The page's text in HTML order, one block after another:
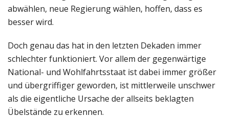
abwählen, neue Regierung wählen, hoffen, dass es
besser wird.
Doch genau das hat in den letzten Dekaden immer
schlechter funktioniert. Vor allem der gegenwärtige
National- und Wohlfahrtsstaat ist dabei immer größer
und übergriffiger geworden, ist mittlerweile unschwer
als die eigentliche Ursache der allseits beklagten
Übelstände zu erkennen.